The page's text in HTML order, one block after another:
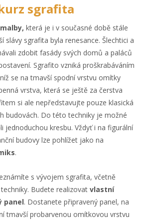
sgrafita
která je i v současné době stále
slávy sgrafita byla renesance. Šlechtici a
zdobit fasády svých domů a paláců
Sgrafito vzniká proškrabáváním
se na tmavší spodní vrstvu omítky
vrstva, která se ještě za čerstva
si ale nepředstavujte pouze klasická
budovách. Do této techniky je možné
jednoduchou kresbu. Vždyť i na figurální
budovy lze pohlížet jako na
.
s vývojem sgrafita, včetně
Budete realizovat vlastní
panel. Dostanete připravený panel, na
tmavší probarvenou omítkovou vrstvu